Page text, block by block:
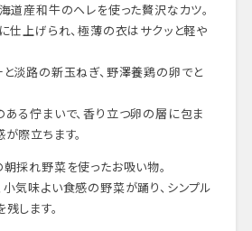
道産和牛のヘレを使った贅沢なカツ。
仕上げられ、極薄の衣はサクッと軽や
淡路の新玉ねぎ、野澤養鶏の卵でと
る佇まいで、香り立つ卵の層に包ま
際立ちます。
採れ野菜を使ったお吸い物。
気味よい食感の野菜が踊り、シンプル
します。